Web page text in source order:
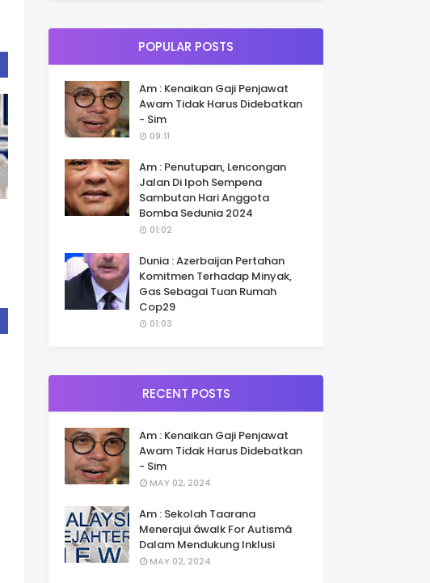
POPULAR POSTS
Am : Kenaikan Gaji Penjawat
Awam Tidak Harus Didebatkan
- Sim
09:11
Am : Penutupan, Lencongan
Jalan Di Ipoh Sempena
Sambutan Hari Anggota
Bomba Sedunia 2024
01:02
Dunia : Azerbaijan Pertahan
Komitmen Terhadap Minyak,
Gas Sebagai Tuan Rumah
Cop29
01:03
RECENT POSTS
Am : Kenaikan Gaji Penjawat
Awam Tidak Harus Didebatkan
- Sim
MAY 02, 2024
Am : Sekolah Taarana
Menerajui âwalk For Autismâ
Dalam Mendukung Inklusi
MAY 02, 2024